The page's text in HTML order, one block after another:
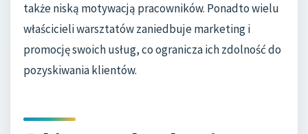
także niską motywacją pracowników. Ponadto wielu
właścicieli warsztatów zaniedbuje marketing i
promocję swoich usług, co ogranicza ich zdolność do
pozyskiwania klientów.